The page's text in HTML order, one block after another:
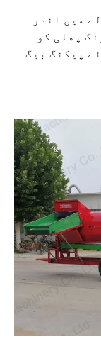
میں اندر
پھلی کو
پیکنگ بیگ